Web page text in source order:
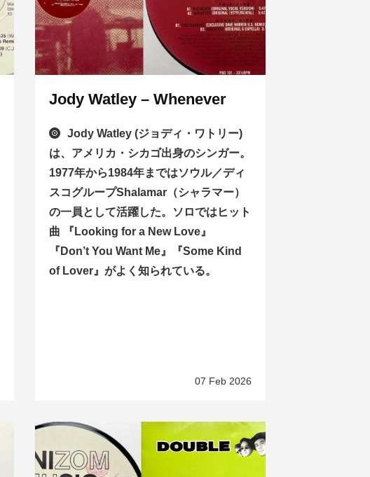
Jody Watley – Whenever
Jody Watley (ジョディ・ワトリー)
は、アメリカ・シカゴ出身のシンガー。
1977年から1984年まではソウル／ディ
スコグループShalamar（シャラマー）
の一員として活躍した。ソロではヒット
曲 『Looking for a New Love』
『Don’t You Want Me』『Some Kind
of Lover』がよく知られている。
07 Feb 2026